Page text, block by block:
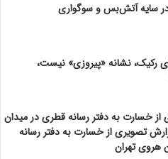
در سایه آتش‌بس و سوگواری
نشانه «پیروزی» نیست،
خسارت به دفتر رسانه قطری در میدان
تصویری از خسارت به دفتر رسانه
هروی تهران